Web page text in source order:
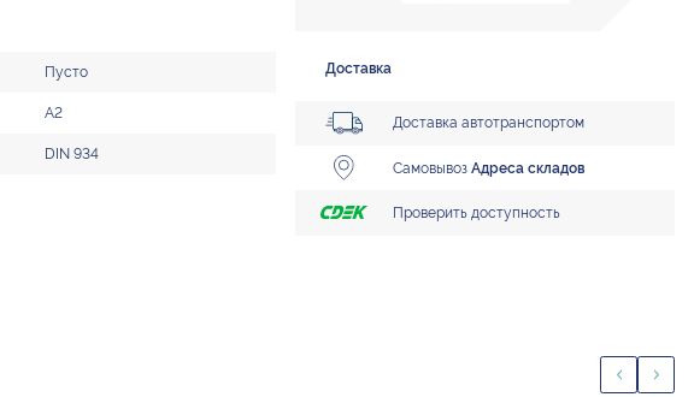
Пусто
А2
DIN 934
Доставка
Доставка автотранспортом
СамовывозАдреса складов
Проверить доступность